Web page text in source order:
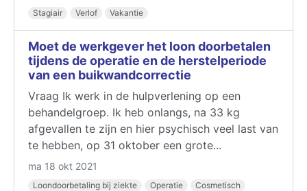
Stagiair Verlof Vakantie
Moet de werkgever het loon doorbetalen
tijdens de operatie en de herstelperiode
van een buikwandcorrectie
Vraag Ik werk in de hulpverlening op een
behandelgroep. Ik heb onlangs, na 33 kg
afgevallen te zijn en hier psychisch veel last van
te hebben, op 31 oktober een grote...
ma 18 okt 2021
Loondoorbetaling bij ziekte Operatie Cosmetisch